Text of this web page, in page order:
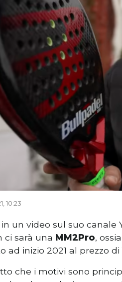
10:23
in un video sul suo canale
sarà una MM2Pro,
ad inizio 2021 al prezzo
che i motivi sono